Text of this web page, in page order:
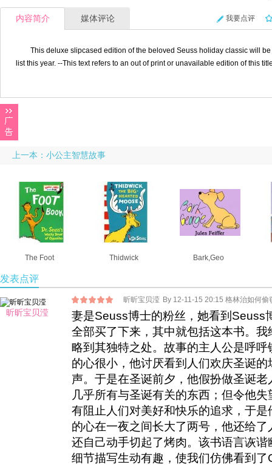
内容简介 媒体评论 我要点评
This deluxe slipcased edition of the beloved Seuss holiday classic will
list this year. --This text refers to an out of print or unavailable edition of this
上一本：小公主智慧故事
The Foot Thidwick Bark,Geo
发表点评
昕昕宝贝滢
昕昕宝贝滢 By 12-11-15 20:15 格林治如何偷
妻是Seuss博士的粉丝，她看到Seuss
全部买了下来，其中就包括这本书。
略到其独特之处。故事的主人公是呼
的心很小，他讨厌看到人们欢庆圣诞
声。于是在圣诞前夕，他假扮做圣诞
几乎所有与圣诞有关的东西；但令他
有阻止人们对美好和快乐的追求，于
的心在一夜之间长大了两号，他还给
还自己动手切起了烤肉。该书语言诙
细节描写生动有趣，使我们仿佛看到